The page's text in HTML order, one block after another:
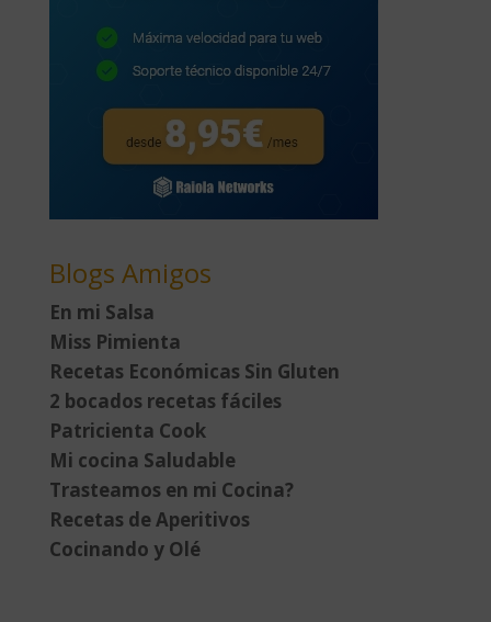
Blogs Amigos
En mi Salsa
Miss Pimienta
Recetas Económicas Sin Gluten
2 bocados recetas fáciles
Patricienta Cook
Mi cocina Saludable
Trasteamos en mi Cocina?
Recetas de Aperitivos
Cocinando y Olé